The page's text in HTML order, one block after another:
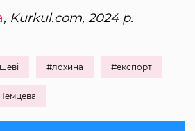
, Kurkul.com, 2024 р.
#лохина #експорт